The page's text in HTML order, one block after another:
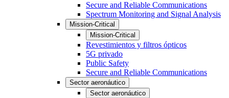
Secure and Reliable Communications
Spectrum Monitoring and Signal Analysis
Mission-Critical
Mission-Critical
Revestimientos y filtros ópticos
5G privado
Public Safety
Secure and Reliable Communications
Sector aeronáutico
Sector aeronáutico